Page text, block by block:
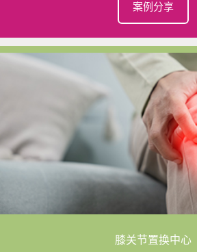
案例分享
膝关节置换中心